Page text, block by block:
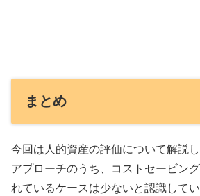
まとめ
今回は人的資産の評価について解説
アプローチのうち、コストセービン
れているケースは少ないと認識して